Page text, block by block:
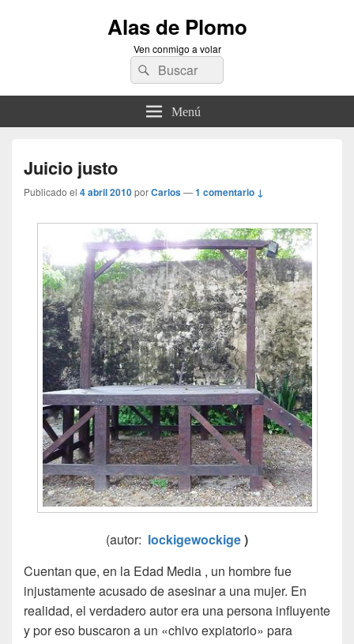
Alas de Plomo
Ven conmigo a volar
Buscar
por:
Buscar
Menú
Juicio justo
Publicado el 4 abril 2010porCarlos—1 comentario ↓
(autor: lockigewockige)
Cuentan que, en la Edad Media , un hombre fue
injustamente acusado de asesinar a una mujer. En
realidad, el verdadero autor era una persona influyente
y por eso buscaron a un «chivo expiatorio» para